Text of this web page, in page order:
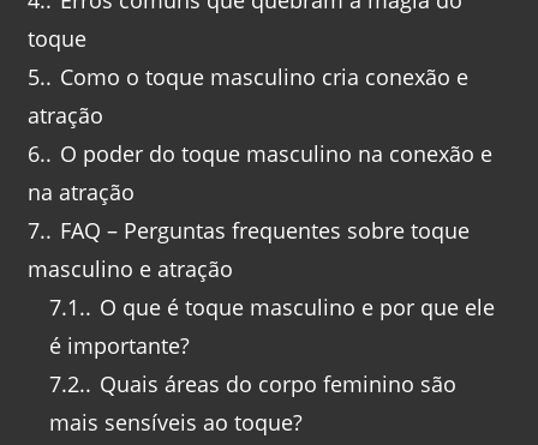
toque
5. Como o toque masculino cria conexão e
atração
6. O poder do toque masculino na conexão e
na atração
7. FAQ – Perguntas frequentes sobre toque
masculino e atração
7.1. O que é toque masculino e por que ele
é importante?
7.2. Quais áreas do corpo feminino são
mais sensíveis ao toque?